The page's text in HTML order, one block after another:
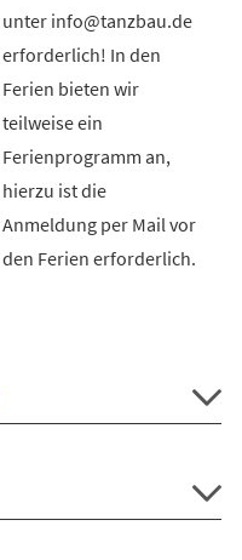
unter info@tanzbau.de
erforderlich! In den
Ferien bieten wir
teilweise ein
Ferienprogramm an,
hierzu ist die
Anmeldung per Mail vor
den Ferien erforderlich.